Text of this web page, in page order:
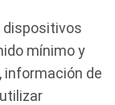
dispositivos
mínimo y
información de